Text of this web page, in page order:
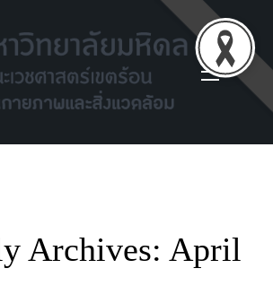
Archives: April